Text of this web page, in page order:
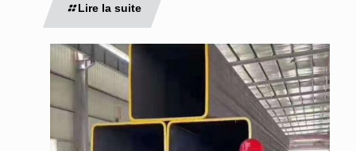
Lire la suite